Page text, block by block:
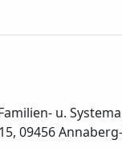
Familien- u.
09456 Annaberg-